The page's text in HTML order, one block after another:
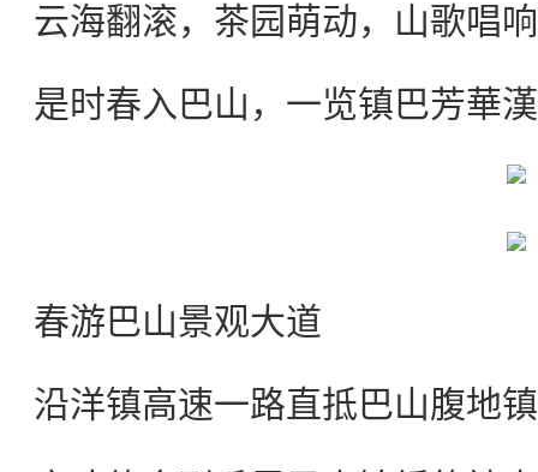
云海翻滚，茶园萌动，山歌唱响
是时春入巴山，一览镇巴芳華
春游巴山景观大道
沿洋镇高速一路直抵巴山腹地